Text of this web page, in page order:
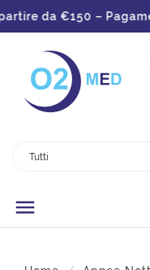
da €150 – Pagamenti
